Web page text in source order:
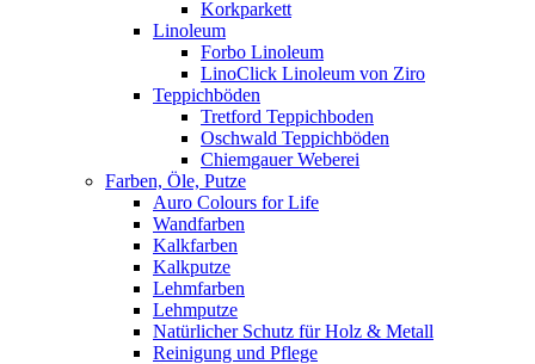
Korkparkett
Linoleum
Forbo Linoleum
LinoClick Linoleum von Ziro
Teppichböden
Tretford Teppichboden
Oschwald Teppichböden
Chiemgauer Weberei
Farben, Öle, Putze
Auro Colours for Life
Wandfarben
Kalkfarben
Kalkputze
Lehmfarben
Lehmputze
Natürlicher Schutz für Holz & Metall
Reinigung und Pflege